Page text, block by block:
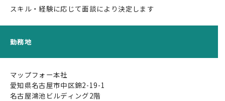
企業情報
スキル・経験に応じて面談により決定します
勤務地
マップフォー本社
愛知県名古屋市中区錦2-19-1
名古屋鴻池ビルディング2階